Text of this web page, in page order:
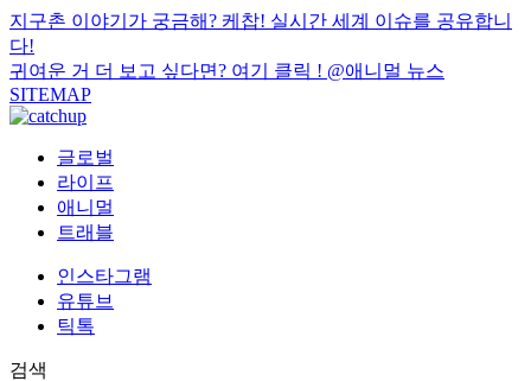
지구촌 이야기가 궁금해? 케찹! 실시간 세계 이슈를 공유합니
다!
귀여운 거 더 보고 싶다면? 여기 클릭 ! @애니멀 뉴스
SITEMAP
글로벌
라이프
애니멀
트래블
인스타그램
유튜브
틱톡
검색